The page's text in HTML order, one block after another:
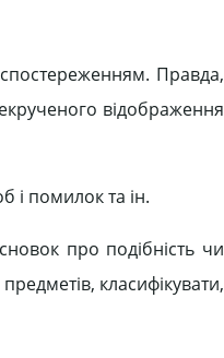
Правда,
відображення
і помилок та ін.
про подібність чи
класифікувати,